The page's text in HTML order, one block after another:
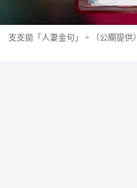
支支拋「人妻金句」。（公關提供）